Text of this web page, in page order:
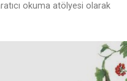
okuma atölyesi olarak